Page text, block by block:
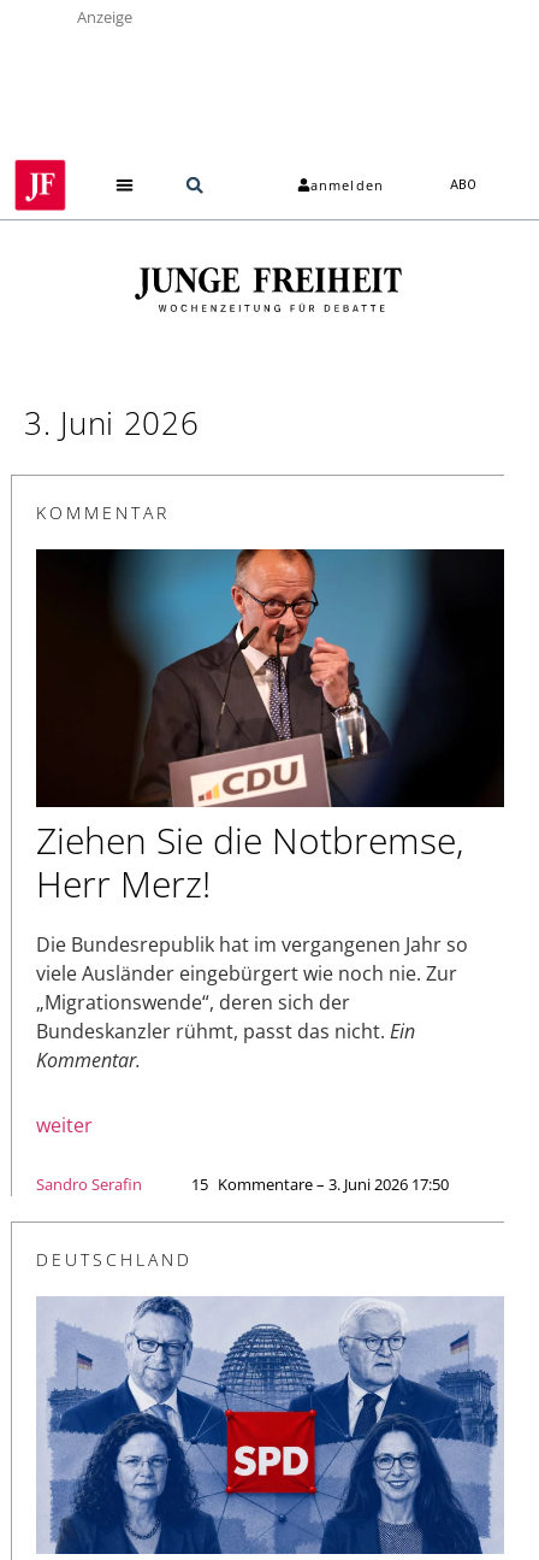
Anzeige
anmelden ABO
3. Juni 2026
KOMMENTAR
Ziehen Sie die Notbremse,
Herr Merz!
Die Bundesrepublik hat im vergangenen Jahr so
viele Ausländer eingebürgert wie noch nie. Zur
„Migrationswende“, deren sich der
Bundeskanzler rühmt, passt das nicht. Ein
Kommentar.
weiter
Sandro Serafin 15 Kommentare – 3. Juni 2026 17:50
DEUTSCHLAND